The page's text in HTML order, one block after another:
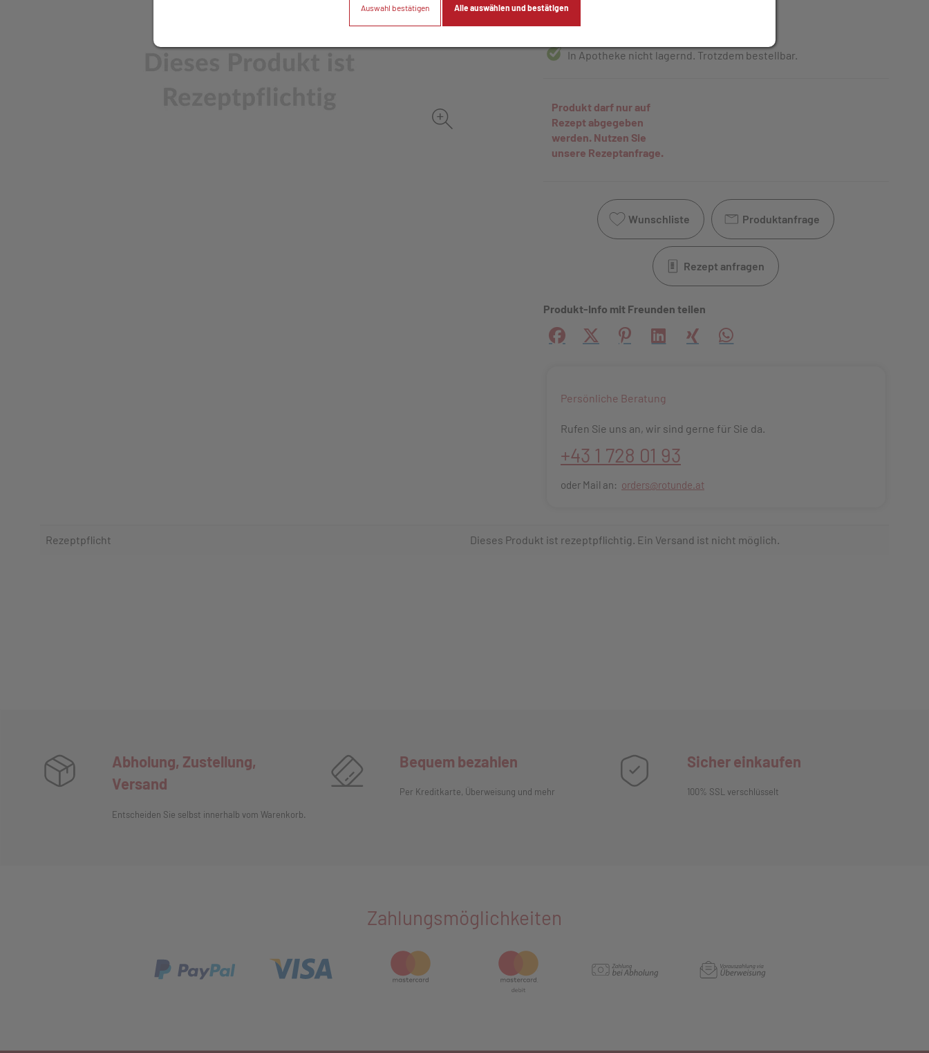
In Apotheke nicht lagernd. Trotzdem bestellbar.
Produkt darf nur auf
Rezept abgegeben
werden. Nutzen Sie
unsere Rezeptanfrage.
Wunschliste Produktanfrage
Rezept anfragen
Produkt-Info mit Freunden teilen
Facebook
X PinterestLinkedInXing WhatsApp
Persönliche Beratung
Rufen Sie uns an, wir sind gerne für Sie da.
+43 1 728 01 93
oder Mail an: orders@rotunde.at
Rezeptpflicht Dieses Produkt ist rezeptpflichtig. Ein Versand ist nicht möglich.
Abholung, Zustellung,
Versand
Entscheiden Sie selbst innerhalb vom Warenkorb.
Bequem bezahlen
Per Kreditkarte, Überweisung und mehr
Sicher einkaufen
100% SSL verschlüsselt
Zahlungsmöglichkeiten
Auswahl bestätigen Alle auswählen und bestätigen